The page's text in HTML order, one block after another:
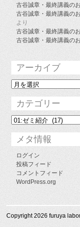
古谷誠章・最終講義の
古谷誠章・最終講義の
より
古谷誠章・最終講義の
古谷誠章・最終講義の
アーカイブ
ア
イ
ブ
カテゴリー
カ
リ
メタ情報
ログイン
投稿フィード
コメントフィード
WordPress.org